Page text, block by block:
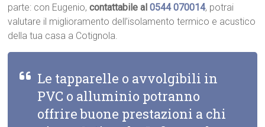
parte: con Eugenio,contattabile al0544 070014, potrai
valutare il miglioramento dell’isolamento termico e acustico
della tua casa a Cotignola.
Le tapparelle o avvolgibili in
PVC o alluminio potranno
offrire buone prestazioni a chi